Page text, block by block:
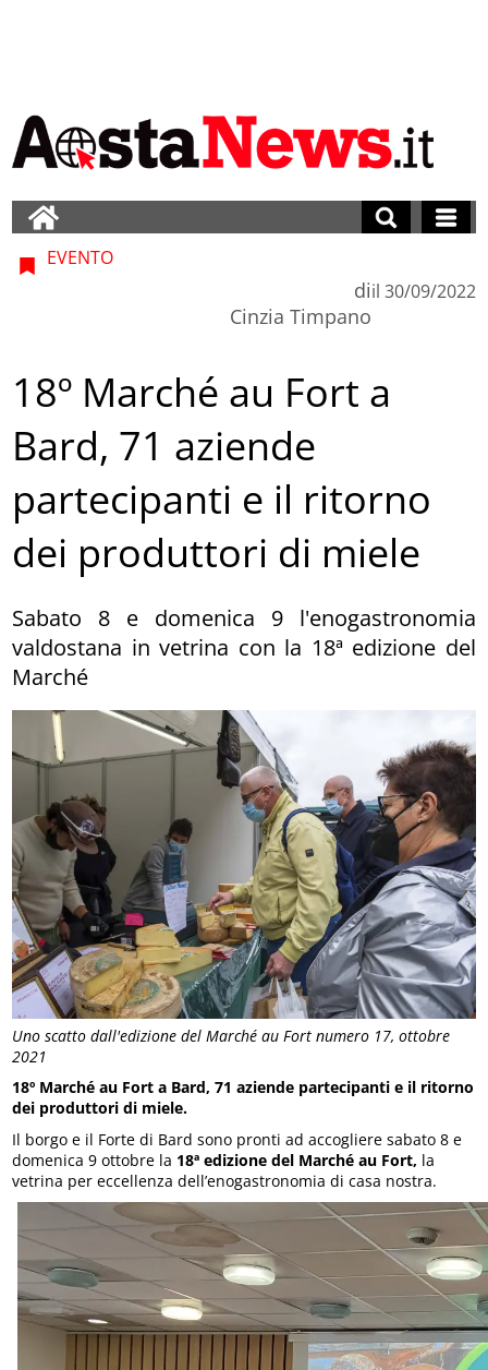
Uno scatto dall'edizione del Marché au Fort numero 17, ottobre
2021
EVENTO
di
Cinzia Timpano
il 30/09/2022
18º Marché au Fort a
Bard, 71 aziende
partecipanti e il ritorno
dei produttori di miele
Sabato 8 e domenica 9 l'enogastronomia
valdostana in vetrina con la 18ª edizione del
Marché
18º Marché au Fort a Bard, 71 aziende partecipanti e il ritorno
dei produttori di miele.
Il borgo e il Forte di Bard sono pronti ad accogliere sabato 8 e
domenica 9 ottobre la 18ª edizione del Marché au Fort, la
vetrina per eccellenza dell’enogastronomia di casa nostra.